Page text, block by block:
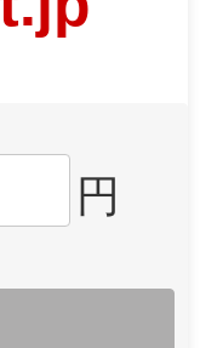
円